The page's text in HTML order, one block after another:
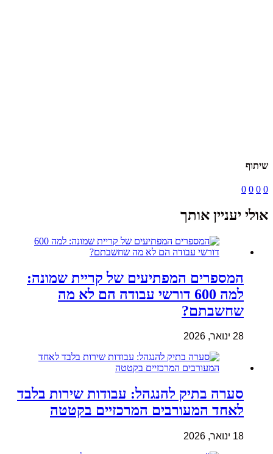
שיתוף
0
0
0
0
אולי יעניין אותך
המספרים המפתיעים של קריית שמונה:
למה 600 דורשי עבודה הם לא מה
שחשבתם?
28 ינואר, 2026
סערה בתיק להנגהל: עבודות שירות בלבד
לאחד המעורבים המרכזיים בקטטה
18 ינואר, 2026